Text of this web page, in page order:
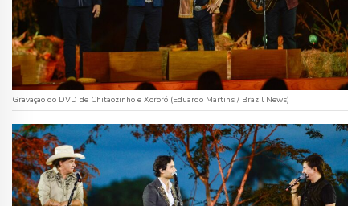
Gravação do DVD de Chitãozinho e Xororó (Eduardo Martins / Brazil News)